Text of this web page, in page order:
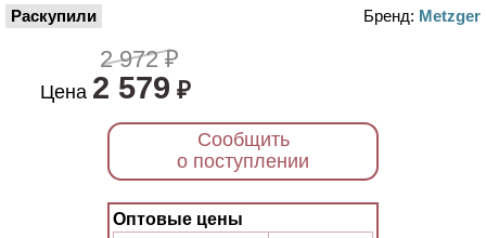
Раскупили Бренд: Metzger
2 972 ₽
Цена 2 579 ₽
Сообщить
о поступлении
Оптовые цены